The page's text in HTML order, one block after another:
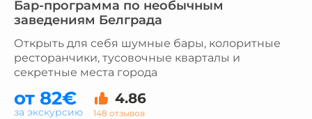
Бар-программа по необычным
заведениям Белграда
Открыть для себя шумные бары, колоритные
ресторанчики, тусовочные кварталы и
секретные места города
от 82€ 4.86
148 отзывов
за экскурсию